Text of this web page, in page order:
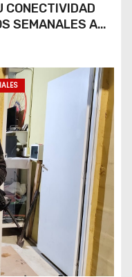
CONECTIVIDAD
SEMANALES A